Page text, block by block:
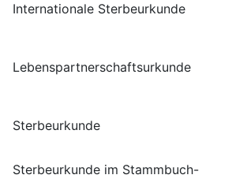
Internationale Sterbeurkunde
Lebenspartnerschaftsurkunde
Sterbeurkunde
Sterbeurkunde im Stammbuch-